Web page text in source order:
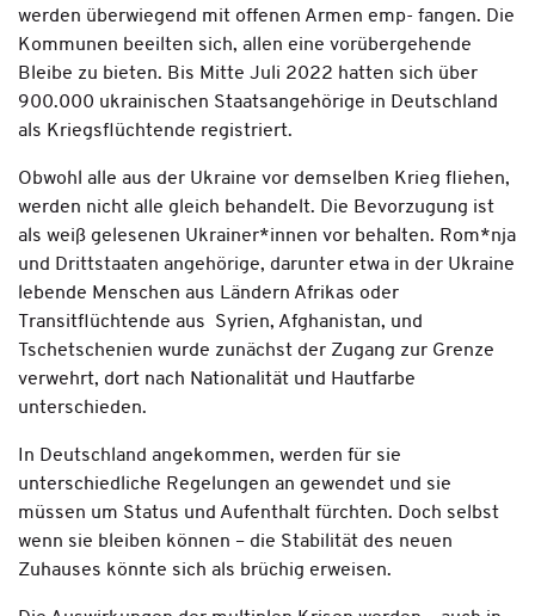
werden überwiegend mit offenen Armen emp- fangen. Die
Kommunen beeilten sich, allen eine vorübergehende
Bleibe zu bie­ten. Bis Mitte Juli 2022 hatten sich über
900.000 ukrainischen Staats­angehörige in Deutschland
als Kriegsflüchtende registriert.
Obwohl alle aus der Ukraine vor demselben Krieg fliehen,
werden nicht alle gleich behandelt. Die Bevorzugung ist
als weiß gelesenen Ukrainer*innen vor­ behalten. Rom*nja
und Drittstaaten­ angehörige, darunter etwa in der Ukraine
lebende Menschen aus Ländern Afrikas oder
Transitflüchtende aus Syrien, Afghanistan, und
Tschetschenien wurde zunächst der Zugang zur Grenze
verwehrt, dort nach Nationali­tät und Hautfarbe
unterschieden.
In Deutschland angekommen, werden für sie
unterschiedliche Regelungen an­ gewendet und sie
müssen um Status und Aufenthalt fürchten. Doch selbst
wenn sie bleiben ­können – die Stabilität des neuen
Zuhauses könn­te sich als brüchig erweisen.